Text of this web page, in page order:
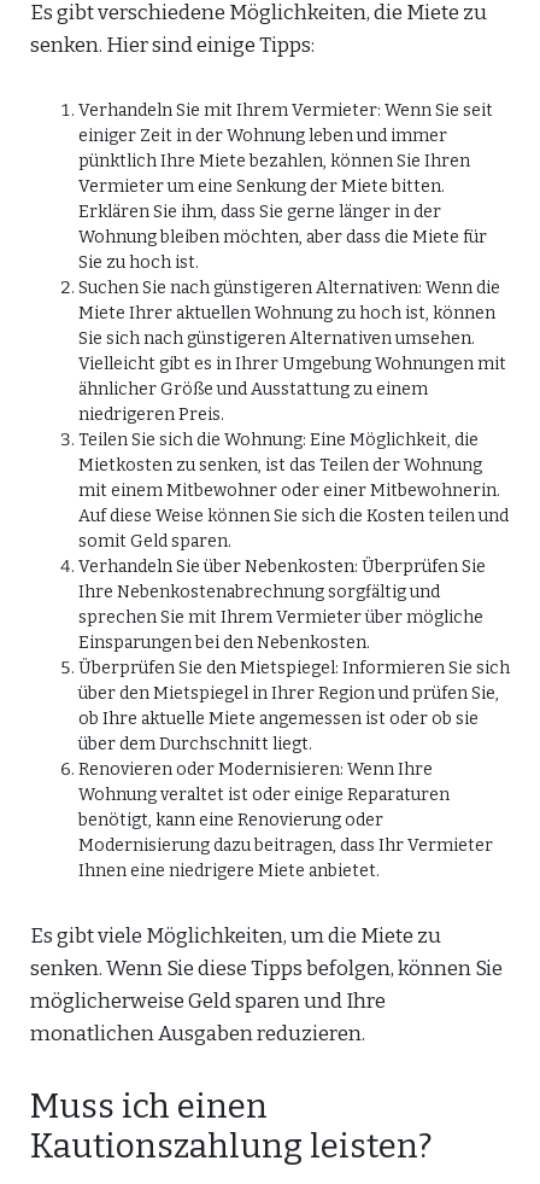
Es gibt verschiedene Möglichkeiten, die Miete zu
senken. Hier sind einige Tipps:
Verhandeln Sie mit Ihrem Vermieter: Wenn Sie seit
einiger Zeit in der Wohnung leben und immer
pünktlich Ihre Miete bezahlen, können Sie Ihren
Vermieter um eine Senkung der Miete bitten.
Erklären Sie ihm, dass Sie gerne länger in der
Wohnung bleiben möchten, aber dass die Miete für
Sie zu hoch ist.
Suchen Sie nach günstigeren Alternativen: Wenn die
Miete Ihrer aktuellen Wohnung zu hoch ist, können
Sie sich nach günstigeren Alternativen umsehen.
Vielleicht gibt es in Ihrer Umgebung Wohnungen mit
ähnlicher Größe und Ausstattung zu einem
niedrigeren Preis.
Teilen Sie sich die Wohnung: Eine Möglichkeit, die
Mietkosten zu senken, ist das Teilen der Wohnung
mit einem Mitbewohner oder einer Mitbewohnerin.
Auf diese Weise können Sie sich die Kosten teilen und
somit Geld sparen.
Verhandeln Sie über Nebenkosten: Überprüfen Sie
Ihre Nebenkostenabrechnung sorgfältig und
sprechen Sie mit Ihrem Vermieter über mögliche
Einsparungen bei den Nebenkosten.
Überprüfen Sie den Mietspiegel: Informieren Sie sich
über den Mietspiegel in Ihrer Region und prüfen Sie,
ob Ihre aktuelle Miete angemessen ist oder ob sie
über dem Durchschnitt liegt.
Renovieren oder Modernisieren: Wenn Ihre
Wohnung veraltet ist oder einige Reparaturen
benötigt, kann eine Renovierung oder
Modernisierung dazu beitragen, dass Ihr Vermieter
Ihnen eine niedrigere Miete anbietet.
Es gibt viele Möglichkeiten, um die Miete zu
senken. Wenn Sie diese Tipps befolgen, können Sie
möglicherweise Geld sparen und Ihre
monatlichen Ausgaben reduzieren.
Muss ich einen
Kautionszahlung leisten?